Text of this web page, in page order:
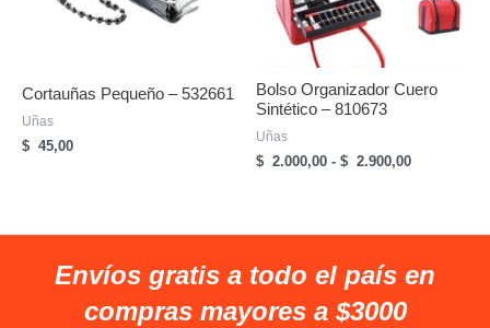
Cortauñas Pequeño – 532661
Uñas
$ 45,00
Bolso Organizador Cuero
Sintético – 810673
Uñas
$ 2.000,00 - $ 2.900,00Rango
$
hasta
Envíos gratis a todo el país en
compras mayores a $3000